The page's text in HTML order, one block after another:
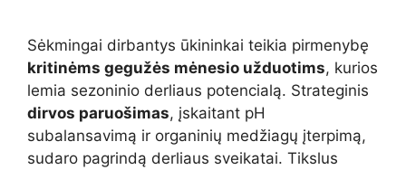
Sėkmingai dirbantys ūkininkai teikia pirmenybę
kritinėms gegužės mėnesio užduotims, kurios
lemia sezoninio derliaus potencialą. Strateginis
dirvos paruošimas, įskaitant pH
subalansavimą ir organinių medžiagų įterpimą,
sudaro pagrindą derliaus sveikatai. Tikslus